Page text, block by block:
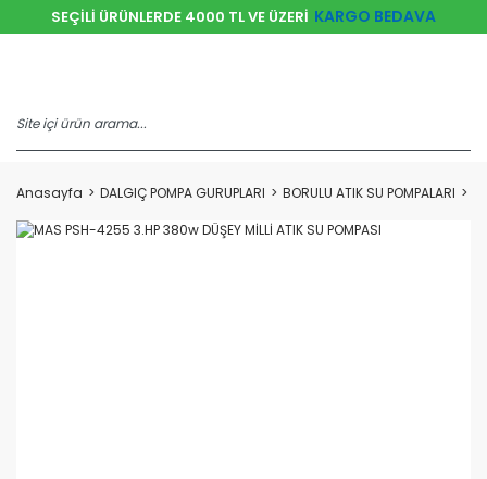
SEÇİLİ ÜRÜNLERDE 4000 TL VE ÜZERİ KARGO BEDAVA
Anasayfa DALGIÇ POMPA GURUPLARI BORULU ATIK SU POMPALARI